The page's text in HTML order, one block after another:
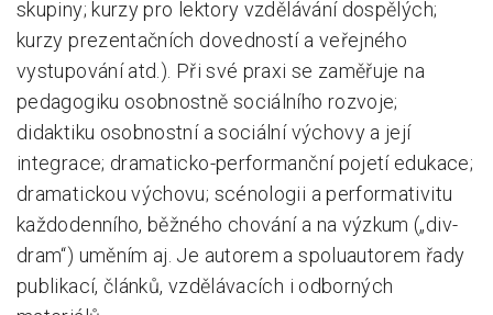
skupiny; kurzy pro lektory vzdělávání dospělých;
kurzy prezentačních dovedností a veřejného
vystupování atd.). Při své praxi se zaměřuje na
pedagogiku osobnostně sociálního rozvoje;
didaktiku osobnostní a sociální výchovy a její
integrace; dramaticko-performanční pojetí edukace;
dramatickou výchovu; scénologii a performativitu
každodenního, běžného chování a na výzkum („div-
dram“) uměním aj. Je autorem a spoluautorem řady
publikací, článků, vzdělávacích i odborných